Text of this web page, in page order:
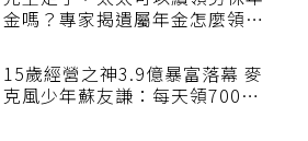
先生走了，太太可以續領勞保年
15歲經營之神3.9億暴富落幕 麥
克風少年蘇友謙：每天領700元